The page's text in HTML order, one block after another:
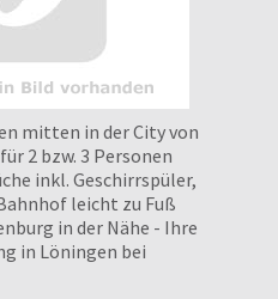
mitten in der City von
2 bzw. 3 Personen
inkl. Geschirrspüler,
leicht zu Fuß
in der Nähe - Ihre
in Löningen bei